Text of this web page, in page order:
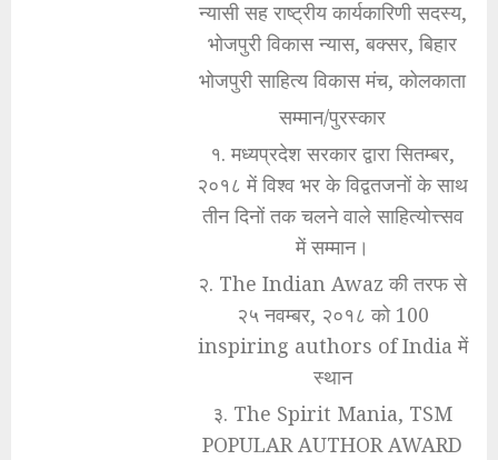
न्यासी सह राष्ट्रीय कार्यकारिणी सदस्य,
भोजपुरी विकास न्यास, बक्सर, बिहार
भोजपुरी साहित्य विकास मंच, कोलकाता
सम्मान/पुरस्कार
१. मध्यप्रदेश सरकार द्वारा सितम्बर,
२०१८ में विश्व भर के विद्वतजनों के साथ
तीन दिनों तक चलने वाले साहित्योत्त्सव
में सम्मान।
२. The Indian Awaz की तरफ से
२५ नवम्बर, २०१८ को 100
inspiring authors of India में
स्थान
३. The Spirit Mania, TSM
POPULAR AUTHOR AWARD